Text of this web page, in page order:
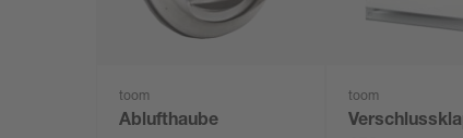
toom
Ablufthaube
toom